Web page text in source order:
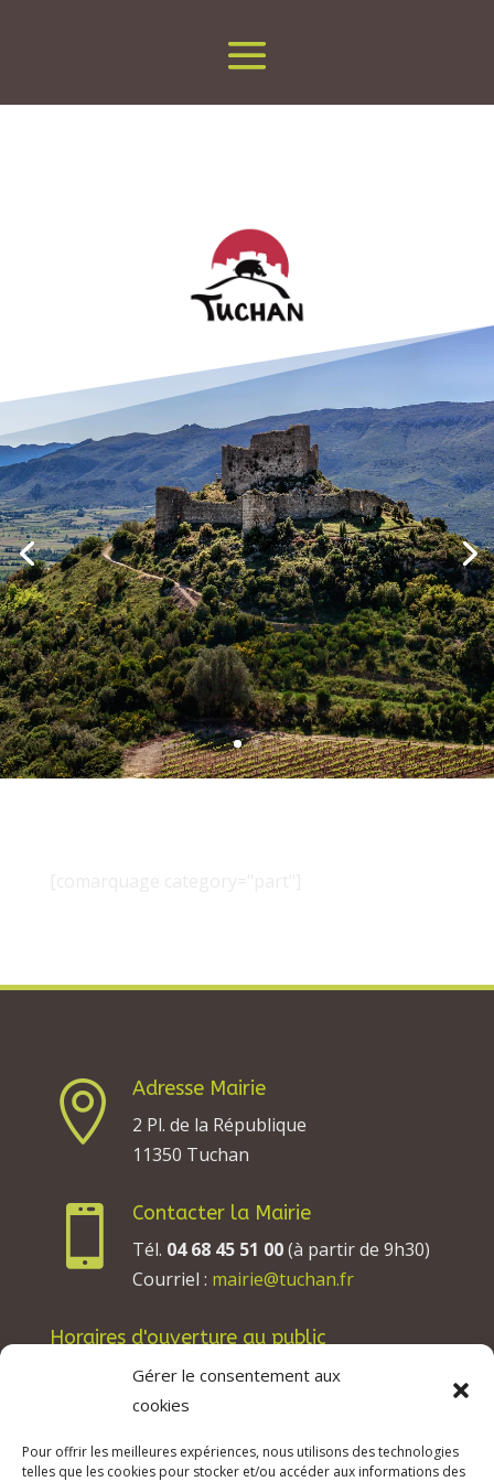
Gérer le consentement aux
cookies
Pour offrir les meilleures expériences, nous utilisons des technologies
telles que les cookies pour stocker et/ou accéder aux informations des

Adresse Mairie
2 Pl. de la République
11350 Tuchan

Contacter la Mairie
Tél. 04 68 45 51 00(à partir de 9h30)
Courriel : mairie@tuchan.fr
Horaires d'ouverture au public
Les lundis, mardis et jeudis : de 8h à 12h et de
13h30 à 17h30.
Les vendredis : de 8h à 12h.